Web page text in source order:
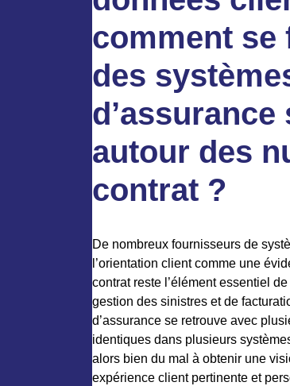
comment se
des
autour des
contrat ?
De nombreux fournisseurs de
l’orientation client comme une
contrat reste l’élément essentiel
gestion des sinistres et de
d’assurance se retrouve avec
identiques dans plusieurs
alors bien du mal à obtenir une
expérience client pertinente et